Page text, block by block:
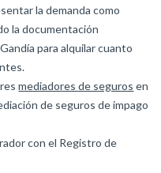
la demanda como
la documentación
para alquilar cuanto
mediadores de seguros en
de seguros de impago
con el Registro de